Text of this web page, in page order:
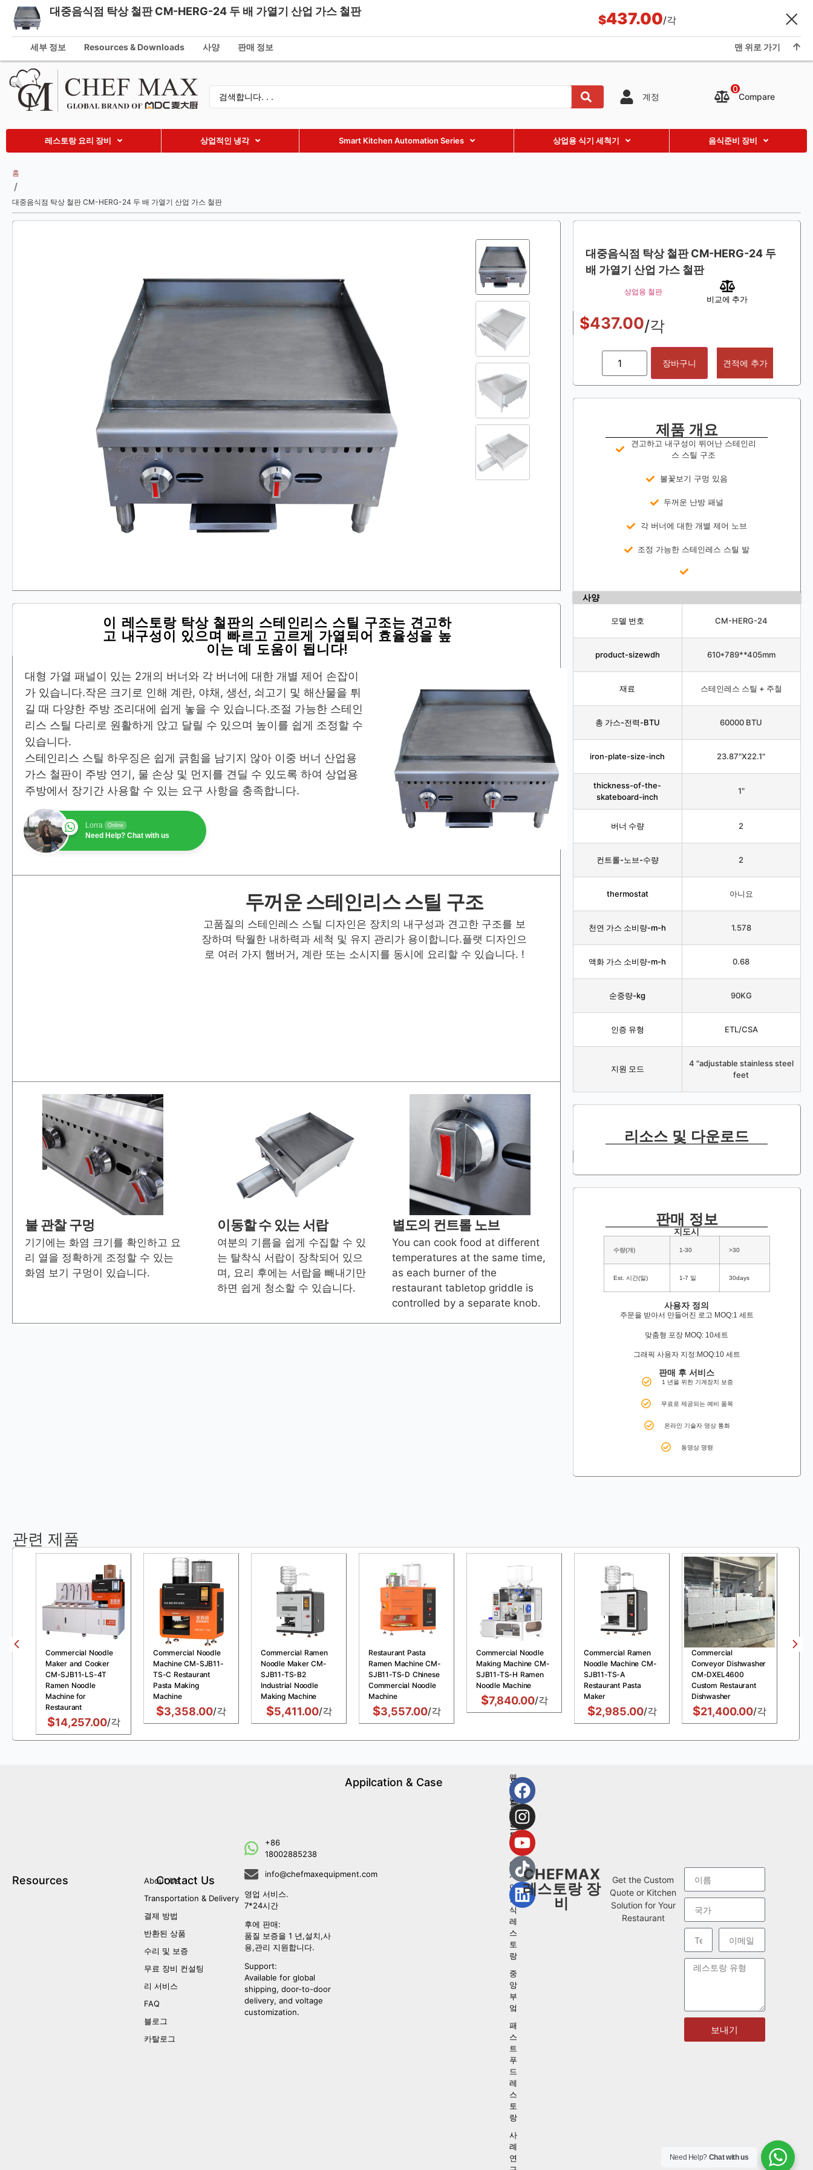
Korean
English
German
French
Spanish
Arabic
Thai
응용 프로그램 및 사례 블로그 Showroom
계정 Compare
0
레스토랑 요리 장비 상업적인 냉각 Smart Kitchen Automation Series 상업용 식기 세척기 음식준비 장비
홈
/
대중음식점 탁상 철판 CM-HERG-24 두 배 가열기 산업 가스 철판
이 레스토랑 탁상 철판의 스테인리스 스틸 구조는 견고하
고 내구성이 있으며 빠르고 고르게 가열되어 효율성을 높
이는 데 도움이 됩니다!
대형 가열 패널이 있는 2개의 버너와 각 버너에 대한 개별 제어 손잡이
가 있습니다.작은 크기로 인해 계란, 야채, 생선, 쇠고기 및 해산물을 튀
길 때 다양한 주방 조리대에 쉽게 놓을 수 있습니다.조절 가능한 스테인
리스 스틸 다리로 원활하게 앉고 달릴 수 있으며 높이를 쉽게 조정할 수
있습니다.
스테인리스 스틸 하우징은 쉽게 긁힘을 남기지 않아 이중 버너 산업용
가스 철판이 주방 연기, 물 손상 및 먼지를 견딜 수 있도록 하여 상업용
주방에서 장기간 사용할 수 있는 요구 사항을 충족합니다.
Lorra Online
Need Help? Chat with us
두꺼운 스테인리스 스틸 구조
고품질의 스테인레스 스틸 디자인은 장치의 내구성과 견고한 구조를 보
장하며 탁월한 내하력과 세척 및 유지 관리가 용이합니다.플랫 디자인으
로 여러 가지 햄버거, 계란 또는 소시지를 동시에 요리할 수 있습니다. !
불 관찰 구멍
기기에는 화염 크기를 확인하고 요
리 열을 정확하게 조정할 수 있는
화염 보기 구멍이 있습니다.
이동할 수 있는 서랍
여분의 기름을 쉽게 수집할 수 있
는 탈착식 서랍이 장착되어 있으
며, 요리 후에는 서랍을 빼내기만
하면 쉽게 청소할 수 있습니다.
별도의 컨트롤 노브
You can cook food at different
temperatures at the same time,
as each burner of the
restaurant tabletop griddle is
controlled by a separate knob.
대중음식점 탁상 철판 CM-HERG-24 두
배 가열기 산업 가스 철판
상업용 철판
비교에 추가
$437.00/각
장바구니 견적에 추가
제품 개요
견고하고 내구성이 뛰어난 스테인리
스 스틸 구조
불꽃보기 구멍 있음
두꺼운 난방 패널
각 버너에 대한 개별 제어 노브
조정 가능한 스테인레스 스틸 발
사양
모델 번호 CM-HERG-24
product-sizewdh 610*789**405mm
재료 스테인레스 스틸 + 주철
총 가스-전력-BTU 60000 BTU
iron-plate-size-inch 23.87"X22.1"
thickness-of-the-
skateboard-inch
1"
버너 수량 2
컨트롤-노브-수량 2
thermostat 아니요
천연 가스 소비량-m-h 1.578
액화 가스 소비량-m-h 0.68
순중량-kg 90KG
인증 유형 ETL/CSA
지원 모드
4 "adjustable stainless steel
feet
리소스 및 다운로드
판매 정보
지도시
수량(개) 1-30 >30
Est. 시간(일) 1-7 일 30days
사용자 정의
주문을 받아서 만들어진 로고 MOQ:1 세트
맞춤형 포장 MOQ: 10세트
그래픽 사용자 지정:MOQ:10 세트
판매 후 서비스
1 년을 위한 기계장치 보증
무료로 제공되는 예비 품목
온라인 기술자 영상 통화
동영상 명령
관련 제품
Commercial Noodle
Maker and Cooker
CM-SJB11-LS-4T
Ramen Noodle
Machine for
Restaurant
$14,257.00/각
Commercial Noodle
Machine CM-SJB11-
TS-C Restaurant
Pasta Making
Machine
$3,358.00/각
Commercial Ramen
Noodle Maker CM-
SJB11-TS-B2
Industrial Noodle
Making Machine
$5,411.00/각
Restaurant Pasta
Ramen Machine CM-
SJB11-TS-D Chinese
Commercial Noodle
Machine
$3,557.00/각
Commercial Noodle
Making Machine CM-
SJB11-TS-H Ramen
Noodle Machine
$7,840.00/각
Commercial Ramen
Noodle Machine CM-
SJB11-TS-A
Restaurant Pasta
Maker
$2,985.00/각
Commercial
Conveyor Dishwasher
CM-DXEL4600
Custom Restaurant
Dishwasher
$21,400.00/각
Resources
About Us
Transportation & Delivery
결제 방법
반환된 상품
수리 및 보증
무료 장비 컨설팅
리 서비스
FAQ
블로그
카탈로그
Contact Us
+86
18002885238
info@chefmaxequipment.com
영업 서비스.
7*24시간
후에 판매:
품질 보증을 1 년,설치,사
용,관리 지원합니다.
Support:
Available for global
shipping, door-to-door
delivery, and voltage
customization.
Appilcation & Case
웨
스
턴
레
스
토
랑
아
시
아
음
식
레
스
토
랑
중
앙
부
엌
패
스
트
푸
드
레
스
토
랑
사
례
연
우
리
를
따
르
라
CHEFMAX
레스토랑 장
비
Get the Custom
Quote or Kitchen
Solution for Your
Restaurant
보내기
대중음식점 탁상 철판 CM-HERG-24 두 배 가열기 산업 가스 철판
$437.00/각
세부 정보 Resources & Downloads 사양 판매 정보 맨 위로 가기
Need Help? Chat with us